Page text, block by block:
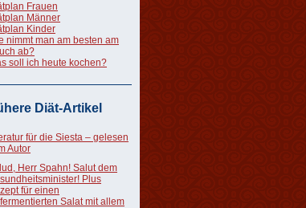
Frauen
Männer
Kinder
nimmt man am besten am
ab?
soll ich heute kochen?
Diät-Artikel
für die Siesta – gelesen
Autor
Herr Spahn! Salut dem
Plus
für einen
Salat mit allem